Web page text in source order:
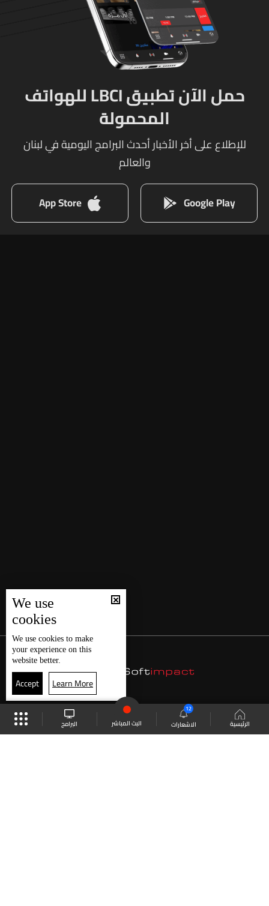
الرئيسية الاشعارات
12
البث المباشر البرامج
حمل الآن تطبيق LBCI للهواتف
المحمولة
للإطلاع على أخر الأخبار أحدث البرامج اليومية في لبنان
والعالم
Google Play
App Store
We use
cookies
We use cookies to make
your experience on this
website better.
Accept Learn More
موقع البرامج الجدول البث المباشر